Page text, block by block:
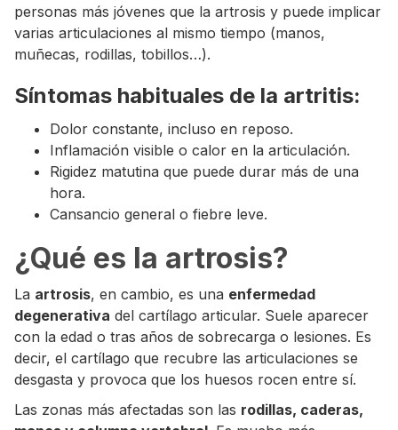
personas más jóvenes que la artrosis y puede implicar
varias articulaciones al mismo tiempo (manos,
muñecas, rodillas, tobillos…).
Síntomas habituales de la artritis:
Dolor constante, incluso en reposo.
Inflamación visible o calor en la articulación.
Rigidez matutina que puede durar más de una
hora.
Cansancio general o fiebre leve.
¿Qué es la artrosis?
La artrosis, en cambio, es una enfermedad
degenerativa del cartílago articular. Suele aparecer
con la edad o tras años de sobrecarga o lesiones. Es
decir, el cartílago que recubre las articulaciones se
desgasta y provoca que los huesos rocen entre sí.
Las zonas más afectadas son las rodillas, caderas,